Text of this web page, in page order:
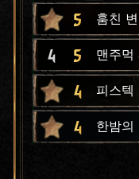
5 훔친
4 5 맨주먹
4 피스텍
4 한밤의